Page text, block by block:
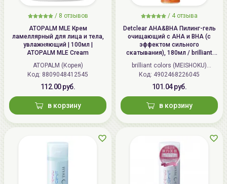
/ 8 отзывов
ATOPALM MLE Крем
ламеллярный для лица и тела,
увлажняющий | 100мл |
ATOPALM MLE Cream
ATOPALM (Корея)
Код: 8809048412545
112.00 руб.
в корзину
/ 4 отзыва
Detclear AHA&BHA Пилинг-гель
очищающий с AHA и BHA (с
эффектом сильного
скатывания), 180мл / brilliant
colors (MEISHOKU) Detclear
Bright&Peel AHA&BHA Fruits
Peeling Jelly
brilliant colors (MEISHOKU)
(Япония)
Код: 4902468226045
101.04 руб.
в корзину